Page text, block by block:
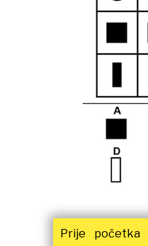
Prije